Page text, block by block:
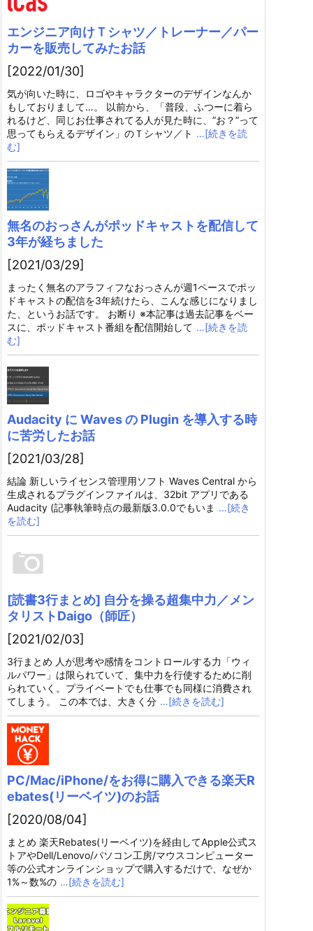
エンジニア向けＴシャツ／トレーナー／パー
カーを販売してみたお話
[2022/01/30]
気が向いた時に、ロゴやキャラクターのデザインなんか
もしておりまして…。 以前から、「普段、ふつーに着ら
れるけど、同じお仕事されてる人が見た時に、”お？”って
思ってもらえるデザイン」のＴシャツ／ト …[続きを読
む]
無名のおっさんがポッドキャストを配信して
3年が経ちました
[2021/03/29]
まったく無名のアラフィフなおっさんが週1ペースでポッ
ドキャストの配信を3年続けたら、こんな感じになりまし
た、というお話です。 お断り ※本記事は過去記事をベー
スに、ポッドキャスト番組を配信開始して …[続きを読
む]
Audacity に Waves の Plugin を導入する時
に苦労したお話
[2021/03/28]
結論 新しいライセンス管理用ソフト Waves Central から
生成されるプラグインファイルは、32bit アプリである
Audacity (記事執筆時点の最新版3.0.0でもいま …[続き
を読む]
[読書3行まとめ] 自分を操る超集中力／メン
タリストDaigo（師匠）
[2021/02/03]
3行まとめ 人が思考や感情をコントロールする力「ウィ
ルパワー」は限られていて、集中力を行使するために削
られていく。プライベートでも仕事でも同様に消費され
てしまう。 この本では、大きく分 …[続きを読む]
PC/Mac/iPhone/をお得に購入できる楽天R
ebates(リーベイツ)のお話
[2020/08/04]
まとめ 楽天Rebates(リーベイツ)を経由してApple公式ス
トアやDell/Lenovo/パソコン工房/マウスコンピューター
等の公式オンラインショップで購入するだけで、なぜか
1%～数%の …[続きを読む]